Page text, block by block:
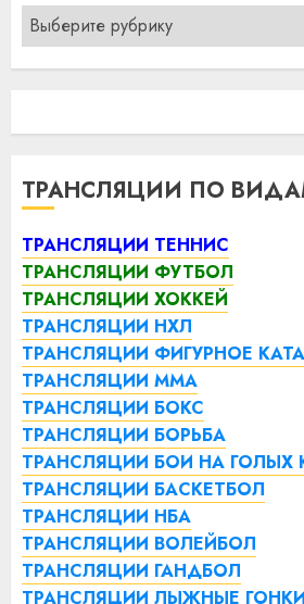
Рубрики
ТРАНСЛЯЦИИ ПО
ТРАНСЛЯЦИИ ТЕННИС
ТРАНСЛЯЦИИ ФУТБОЛ
ТРАНСЛЯЦИИ ХОККЕЙ
ТРАНСЛЯЦИИ НХЛ
ТРАНСЛЯЦИИ ФИГУРНОЕ
ТРАНСЛЯЦИИ ММА
ТРАНСЛЯЦИИ БОКС
ТРАНСЛЯЦИИ БОРЬБА
ТРАНСЛЯЦИИ БОИ НА ГОЛЫХ
ТРАНСЛЯЦИИ БАСКЕТБОЛ
ТРАНСЛЯЦИИ НБА
ТРАНСЛЯЦИИ ВОЛЕЙБОЛ
ТРАНСЛЯЦИИ ГАНДБОЛ
ТРАНСЛЯЦИИ ЛЫЖНЫЕ ГОНКИ